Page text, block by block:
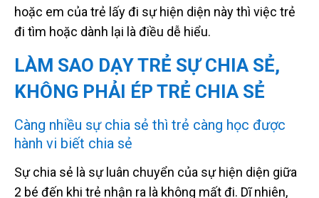
hoặc em của trẻ lấy đi sự hiện diện này thì việc trẻ
đi tìm hoặc dành lại là điều dễ hiểu.
LÀM SAO DẠY TRẺ SỰ CHIA SẺ,
KHÔNG PHẢI ÉP TRẺ CHIA SẺ
Càng nhiều sự chia sẻ thì trẻ càng học được
hành vi biết chia sẻ
Sự chia sẻ là sự luân chuyển của sự hiện diện giữa
2 bé đến khi trẻ nhận ra là không mất đi. Dĩ nhiên,